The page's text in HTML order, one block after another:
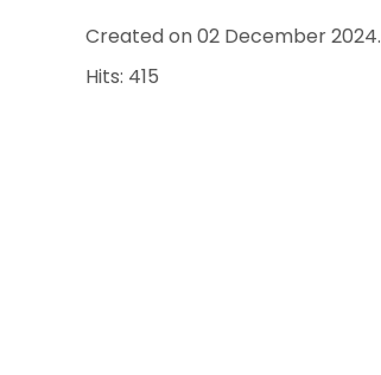
Created on02 December 2024.
Hits: 415